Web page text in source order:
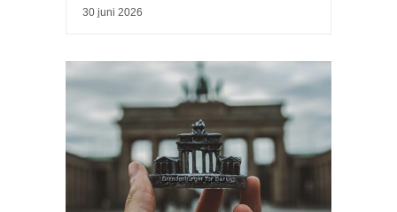
30 juni 2026